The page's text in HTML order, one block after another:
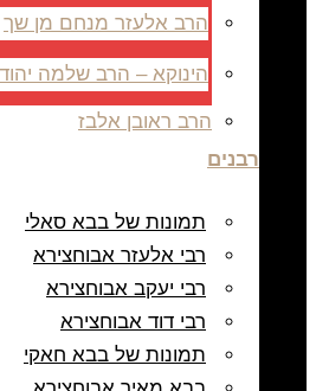
הרב אלעזר מנחם מן שך
הינוקא – הרב שלמה
הרב ראובן אלבז
רבנים
תמונות של בבא סאלי
רבי אלעזר אבוחצירא
רבי יעקב אבוחצירא
רבי דוד אבוחצירא
תמונות של בבא חאקי